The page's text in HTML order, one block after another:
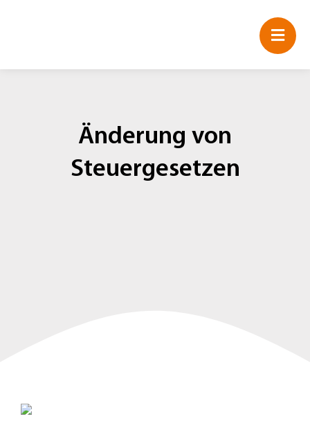
Änderung von
Steuergesetzen